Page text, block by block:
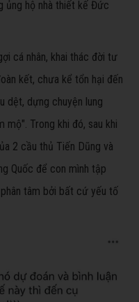
ủng hộ nhà thiết kế Đức
cá nhân, khai thác đời tư
kết, chưa kể tổn hại đến
dệt, dựng chuyện lung
mộ". Trong khi đó, sau khi
2 cầu thủ Tiến Dũng và
Quốc để con mình tập
tâm bởi bất cứ yếu tố